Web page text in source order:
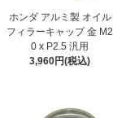
ホンダ アルミ製 オイル
フィラーキャップ 金 M2
0 x P2.5 汎用
3,960円(税込)